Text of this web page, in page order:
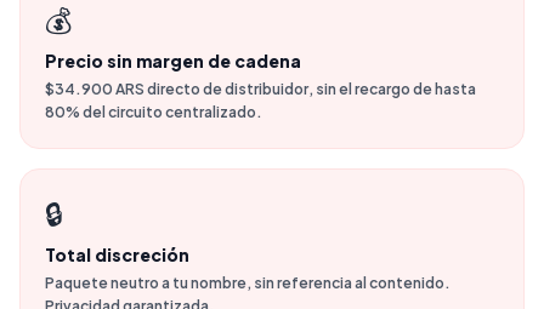
💰
Precio sin margen de cadena
$34.900 ARS directo de distribuidor, sin el recargo de hasta
80% del circuito centralizado.
🔒
Total discreción
Paquete neutro a tu nombre, sin referencia al contenido.